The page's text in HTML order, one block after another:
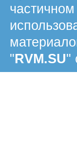
частичном
"RVM.SU"